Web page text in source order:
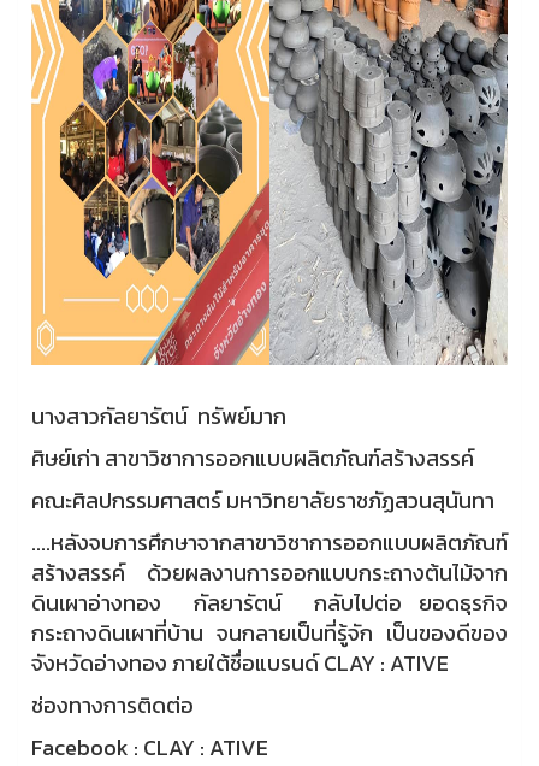
นางสาวกัลยารัตน์ ทรัพย์มาก
ศิษย์เก่า สาขาวิชาการออกแบบผลิตภัณฑ์สร้างสรรค์
คณะศิลปกรรมศาสตร์ มหาวิทยาลัยราชภัฏสวนสุนันทา
....หลังจบการศึกษาจากสาขาวิชาการออกแบบผลิตภัณฑ์
สร้างสรรค์ ด้วยผลงานการออกแบบกระถางต้นไม้จาก
ดินเผาอ่างทอง กัลยารัตน์ กลับไปต่อ ยอดธุรกิจ
กระถางดินเผาที่บ้าน จนกลายเป็นที่รู้จัก เป็นของดีของ
จังหวัดอ่างทอง ภายใต้ชื่อแบรนด์ CLAY : ATIVE
ช่องทางการติดต่อ
Facebook : CLAY : ATIVE